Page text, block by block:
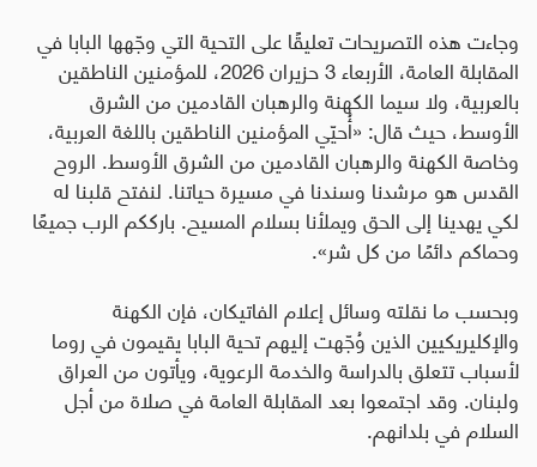
وجاءت هذه التصريحات تعليقًا على التحية التي وجّهها البابا في
المقابلة العامة، الأربعاء 3 حزيران 2026، للمؤمنين الناطقين
بالعربية، ولا سيما الكهنة والرهبان القادمين من الشرق
الأوسط، حيث قال: «أُحيّي المؤمنين الناطقين باللغة العربية،
وخاصة الكهنة والرهبان القادمين من الشرق الأوسط. الروح
القدس هو مرشدنا وسندنا في مسيرة حياتنا. لنفتح قلبنا له
لكي يهدينا إلى الحق ويملأنا بسلام المسيح. بارككم الرب جميعًا
وحماكم دائمًا من كل شر».
وبحسب ما نقلته وسائل إعلام الفاتيكان، فإن الكهنة
والإكليريكيين الذين وُجّهت إليهم تحية البابا يقيمون في روما
لأسباب تتعلق بالدراسة والخدمة الرعوية، ويأتون من العراق
ولبنان. وقد اجتمعوا بعد المقابلة العامة في صلاة من أجل
السلام في بلدانهم.